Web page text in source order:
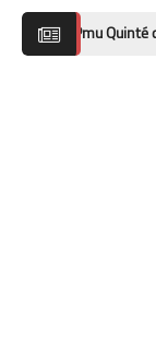
Quinté du Dimanche